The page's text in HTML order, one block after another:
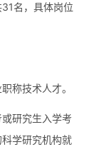
名，具体岗位
称技术人才。
研究生入学考
学研究机构就